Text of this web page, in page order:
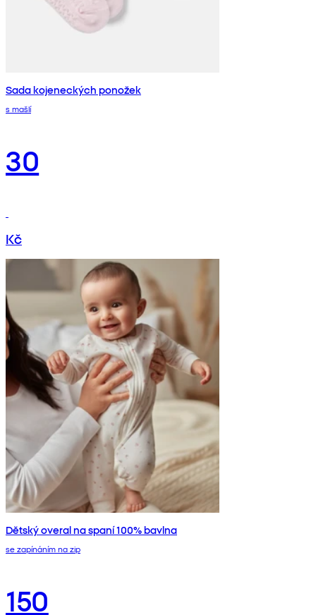
Sada kojeneckých ponožek
s mašlí
30
Kč
Dětský overal na spaní 100% bavlna
se zapínáním na zip
150